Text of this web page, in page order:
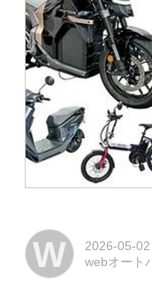
W
2026-05-02
webオート